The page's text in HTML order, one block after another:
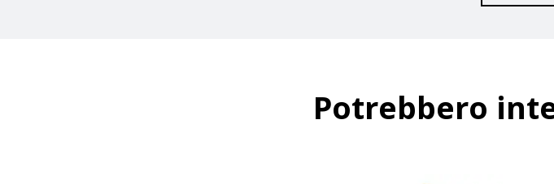
Potrebbero